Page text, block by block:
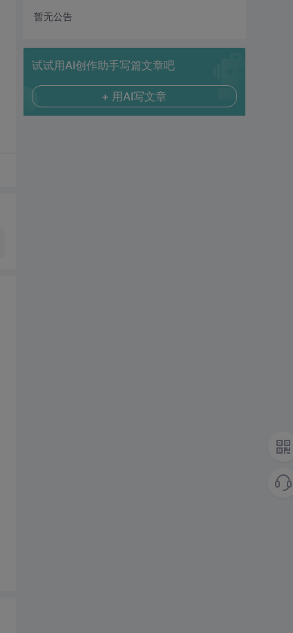
暂无公告
试试用AI创作助手写篇文章吧
+ 用AI写文章